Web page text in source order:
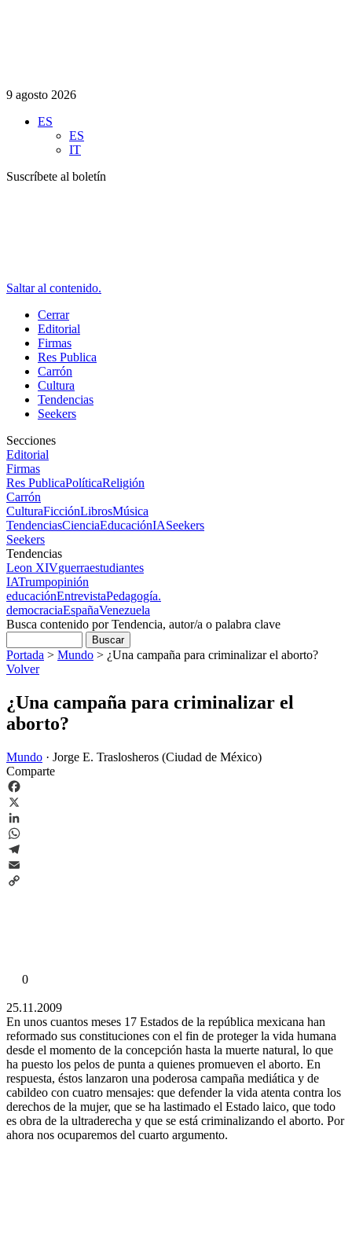
9 agosto 2026
ES
ES
IT
Suscríbete al boletín
Saltar al contenido.
Cerrar
Editorial
Firmas
Res Publica
Carrón
Cultura
Tendencias
Seekers
Secciones
Editorial
Firmas
Res PublicaPolíticaReligión
Carrón
CulturaFicciónLibrosMúsica
TendenciasCienciaEducaciónIASeekers
Seekers
Tendencias
Leon XIVguerraestudiantes
IATrumpopinión
educaciónEntrevistaPedagogía.
democraciaEspañaVenezuela
Busca contenido por Tendencia, autor/a o palabra clave
Portada > Mundo > ¿Una campaña para criminalizar el aborto?
Volver
¿Una campaña para criminalizar el
aborto?
Mundo · Jorge E. Traslosheros (Ciudad de México)
Comparte
Facebook
X
LinkedIn
WhatsApp
Telegram
Email
0
25.11.2009
En unos cuantos meses 17 Estados de la república mexicana han
reformado sus constituciones con el fin de proteger la vida humana
desde el momento de la concepción hasta la muerte natural, lo que
ha puesto los pelos de punta a quienes promueven el aborto. En
respuesta, éstos lanzaron una poderosa campaña mediática y de
cabildeo con cuatro mensajes: que defender la vida atenta contra los
derechos de la mujer, que se ha lastimado el Estado laico, que todo
es obra de la ultraderecha y que se está criminalizando el aborto. Por
ahora nos ocuparemos del cuarto argumento.